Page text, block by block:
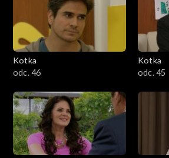
Kotka
odc. 46
Kotka
odc. 45